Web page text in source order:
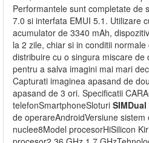
Performantele sunt completate de
7.0 si interfata EMUI 5.1. Utilizare
acumulator de 3340 mAh,
la 2 zile, chiar si in conditii
distribuire cu o singura miscare de
pentru a salva imagini mai mari
Capturati imaginea apasand de
apasand de 3 ori. Specificatii
telefonSmartphoneSloturi SIMDual
de operareAndroidVersiune
nuclee8Model procesorHiSilicon